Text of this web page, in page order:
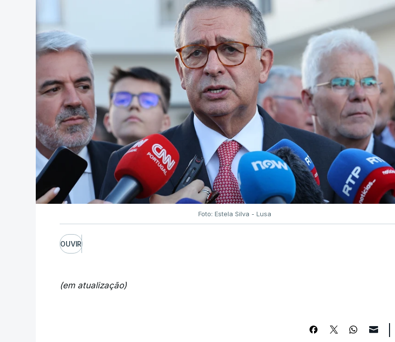
Foto: Estela Silva - Lusa
OUVIR
(em atualização)